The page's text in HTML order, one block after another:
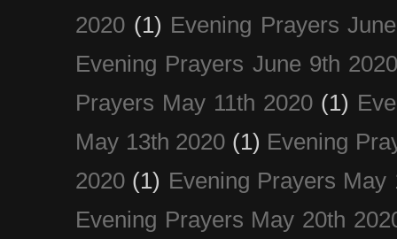
2020 (1) Evening Prayers
Evening Prayers June 9th
Prayers May 11th 2020 (1)
May 13th 2020 (1) Evening
2020 (1) Evening Prayers May
Evening Prayers May 20th